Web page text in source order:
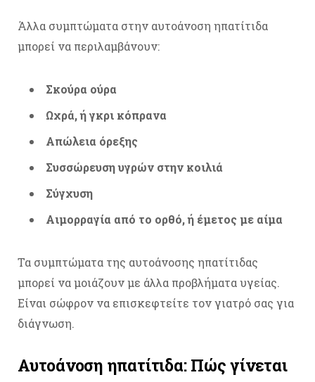
Άλλα συμπτώματα στην αυτοάνοση ηπατίτιδα
μπορεί να περιλαμβάνουν:
Σκούρα ούρα
Ωχρά, ή γκρι κόπρανα
Απώλεια όρεξης
Συσσώρευση υγρών στην κοιλιά
Σύγχυση
Αιμορραγία από το ορθό, ή έμετος με αίμα
Τα συμπτώματα της αυτοάνοσης ηπατίτιδας
μπορεί να μοιάζουν με άλλα προβλήματα υγείας.
Είναι σώφρον να επισκεφτείτε τον γιατρό σας για
διάγνωση.
Αυτοάνοση ηπατίτιδα: Πώς γίνεται